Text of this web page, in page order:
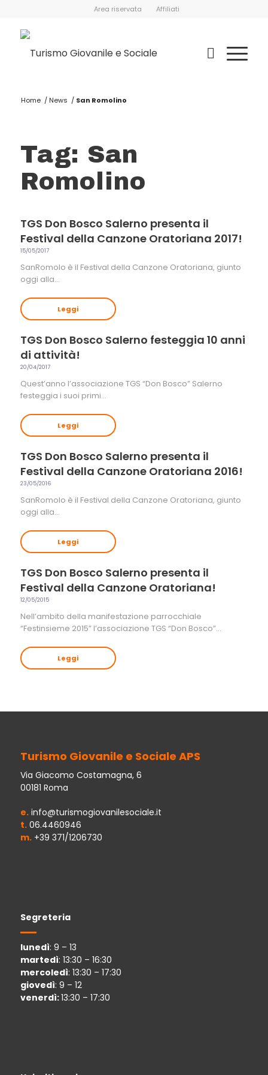
Area riservata Affiliati
Home / News / San Romolino
Tag: San
Romolino
TGS Don Bosco Salerno presenta il
Festival della Canzone Oratoriana 2017!
15/05/2017
SanRomolo è il Festival della Canzone Oratoriana, giunto
oggi alla…
Leggi
TGS Don Bosco Salerno festeggia 10 anni
di attività!
20/04/2017
Quest’anno l’associazione TGS “Don Bosco” Salerno
festeggia i suoi primi…
Leggi
TGS Don Bosco Salerno presenta il
Festival della Canzone Oratoriana 2016!
23/05/2016
SanRomolo è il Festival della Canzone Oratoriana, giunto
oggi alla…
Leggi
TGS Don Bosco Salerno presenta il
Festival della Canzone Oratoriana!
12/05/2015
Nell’ambito della manifestazione parrocchiale
“Festinsieme 2015” l’associazione TGS “Don Bosco”…
Leggi
Turismo Giovanile e Sociale APS
Via Giacomo Costamagna, 6
00181 Roma
e.info@turismogiovanilesociale.it
t.06.4460946
m.+39 371/1206730
Segreteria
lunedì: 9 – 13
martedì: 13:30 – 16:30
mercoledì: 13:30 – 17:30
giovedì: 9 – 12
venerdì:13:30 – 17:30